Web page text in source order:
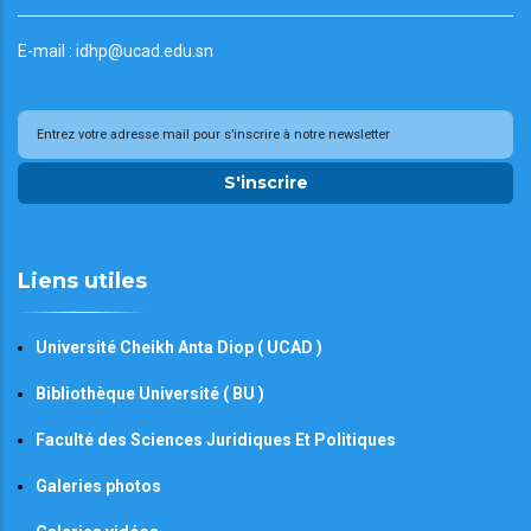
E-mail : idhp@ucad.edu.sn
S'inscrire
Liens utiles
Université Cheikh Anta Diop ( UCAD )
Bibliothèque Université ( BU )
Faculté des Sciences Juridiques Et Politiques
Galeries photos